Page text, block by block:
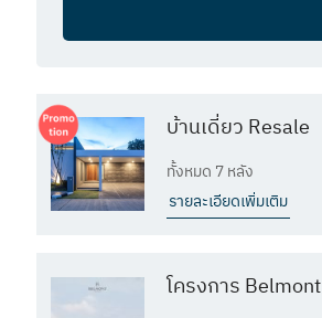
บ้านเดี่ยว Resale
ทั้งหมด 7 หลัง
รายละเอียดเพิ่มเติม
โครงการ Belmont